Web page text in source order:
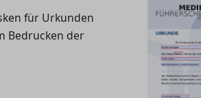
für Urkunden
Bedrucken der